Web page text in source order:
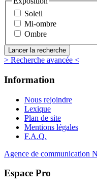
Soleil
Mi-ombre
Ombre
> Recherche avancée <
Information
Nous rejoindre
Lexique
Plan de site
Mentions légales
F.A.Q.
Agence de communication
Espace Pro